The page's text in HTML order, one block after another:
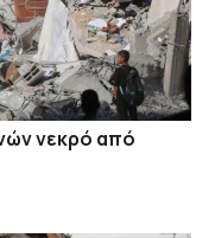
νεκρό από